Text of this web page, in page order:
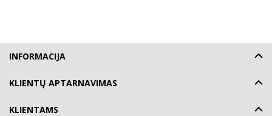
INFORMACIJA
KLIENTŲ APTARNAVIMAS
KLIENTAMS